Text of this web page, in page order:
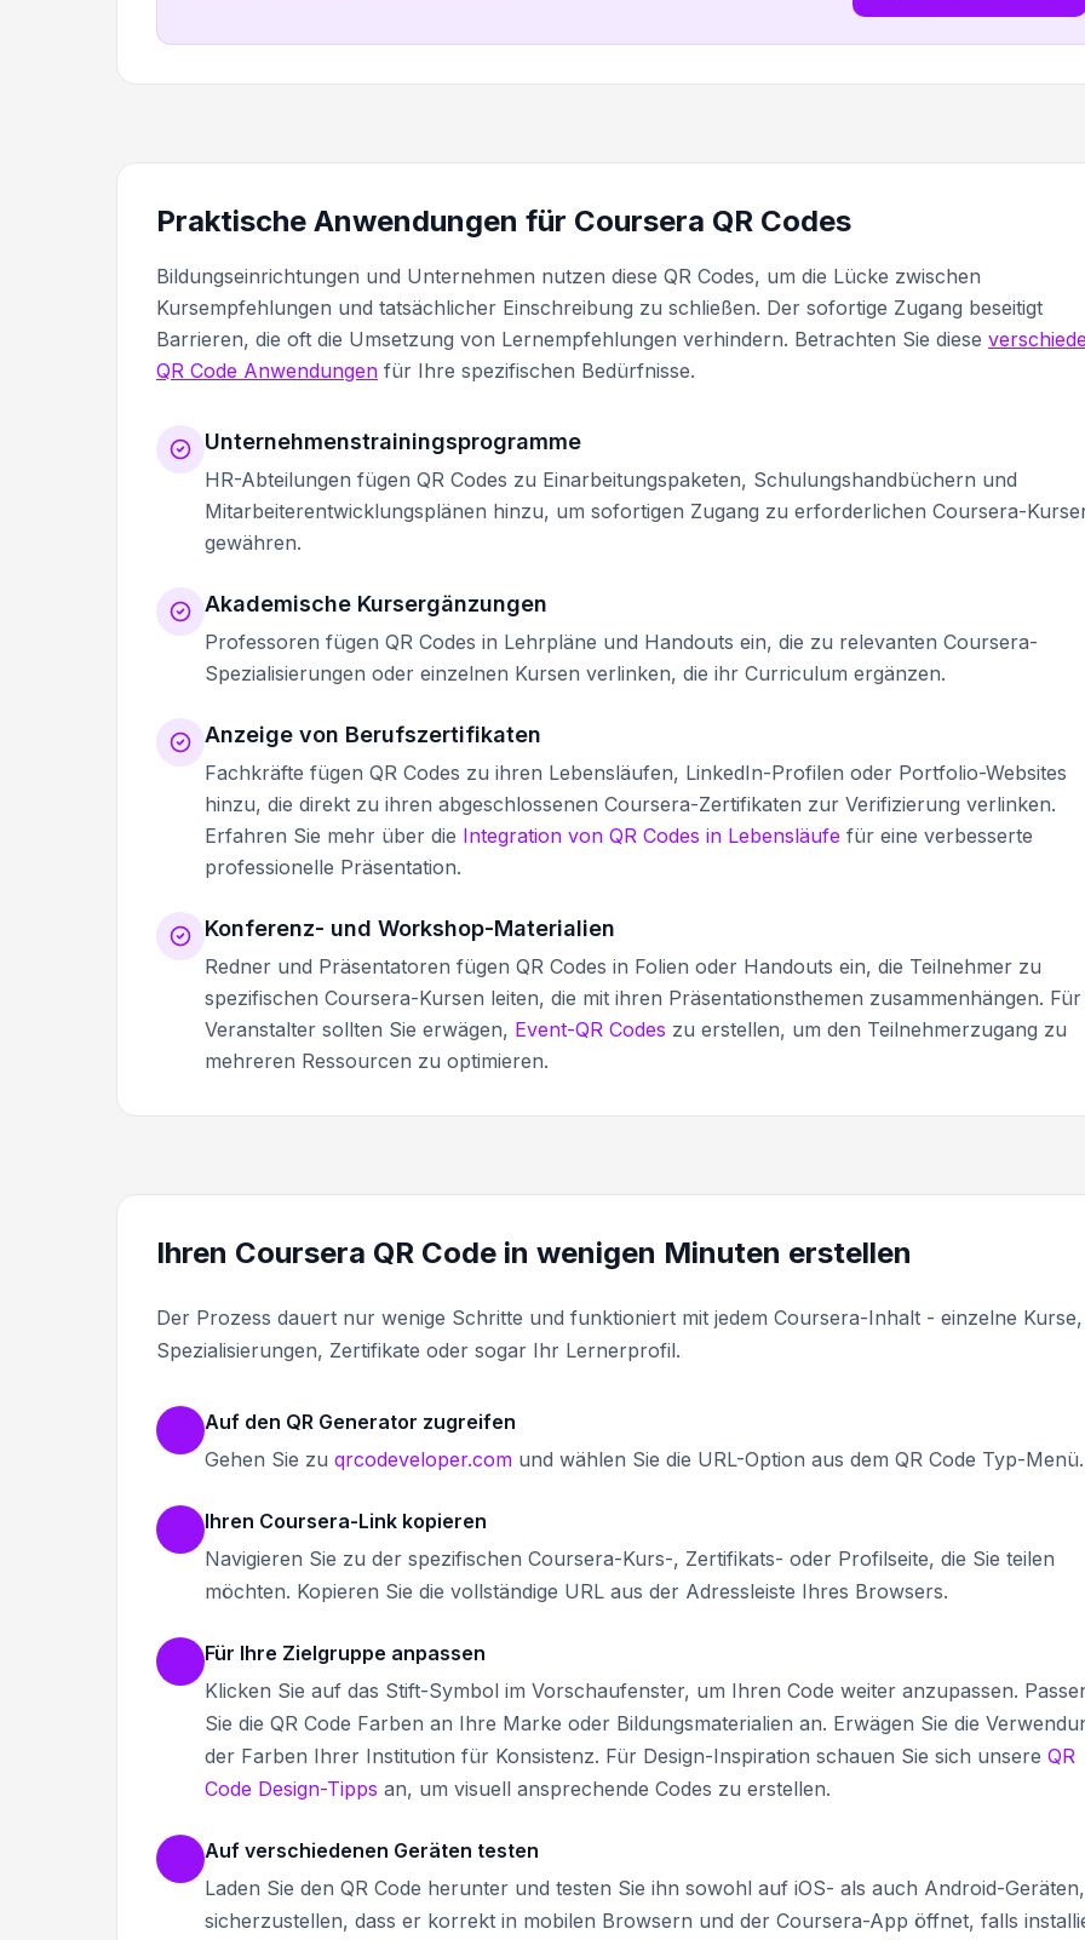
Praktische Anwendungen für Coursera QR Codes
Bildungseinrichtungen und Unternehmen nutzen diese QR Codes, um die Lücke zwischen
Kursempfehlungen und tatsächlicher Einschreibung zu schließen. Der sofortige Zugang beseitigt
Barrieren, die oft die Umsetzung von Lernempfehlungen verhindern. Betrachten Sie diese
QR Code Anwendungen für Ihre spezifischen Bedürfnisse.
Unternehmenstrainingsprogramme
HR-Abteilungen fügen QR Codes zu Einarbeitungspaketen, Schulungshandbüchern und
Mitarbeiterentwicklungsplänen hinzu, um sofortigen Zugang zu erforderlichen Coursera-
gewähren.
Akademische Kursergänzungen
Professoren fügen QR Codes in Lehrpläne und Handouts ein, die zu relevanten Coursera-
Spezialisierungen oder einzelnen Kursen verlinken, die ihr Curriculum ergänzen.
Anzeige von Berufszertifikaten
Fachkräfte fügen QR Codes zu ihren Lebensläufen, LinkedIn-Profilen oder Portfolio-Websites
hinzu, die direkt zu ihren abgeschlossenen Coursera-Zertifikaten zur Verifizierung verlinken.
Erfahren Sie mehr über die Integration von QR Codes in Lebensläufe für eine verbesserte
professionelle Präsentation.
Konferenz- und Workshop-Materialien
Redner und Präsentatoren fügen QR Codes in Folien oder Handouts ein, die Teilnehmer zu
spezifischen Coursera-Kursen leiten, die mit ihren Präsentationsthemen zusammenhängen. Für
Veranstalter sollten Sie erwägen, Event-QR Codes zu erstellen, um den Teilnehmerzugang zu
mehreren Ressourcen zu optimieren.
Ihren Coursera QR Code in wenigen Minuten erstellen
Der Prozess dauert nur wenige Schritte und funktioniert mit jedem Coursera-Inhalt - einzelne Kurse,
Spezialisierungen, Zertifikate oder sogar Ihr Lernerprofil.
Auf den QR Generator zugreifen
Gehen Sie zu qrcodeveloper.com und wählen Sie die URL-Option aus dem QR Code Typ-Menü.
Ihren Coursera-Link kopieren
Navigieren Sie zu der spezifischen Coursera-Kurs-, Zertifikats- oder Profilseite, die Sie teilen
möchten. Kopieren Sie die vollständige URL aus der Adressleiste Ihres Browsers.
Für Ihre Zielgruppe anpassen
Klicken Sie auf das Stift-Symbol im Vorschaufenster, um Ihren Code weiter anzupassen.
Sie die QR Code Farben an Ihre Marke oder Bildungsmaterialien an. Erwägen Sie die
der Farben Ihrer Institution für Konsistenz. Für Design-Inspiration schauen Sie sich unsere QR
Code Design-Tipps an, um visuell ansprechende Codes zu erstellen.
Auf verschiedenen Geräten testen
Laden Sie den QR Code herunter und testen Sie ihn sowohl auf iOS- als auch Android-
sicherzustellen, dass er korrekt in mobilen Browsern und der Coursera-App öffnet, falls